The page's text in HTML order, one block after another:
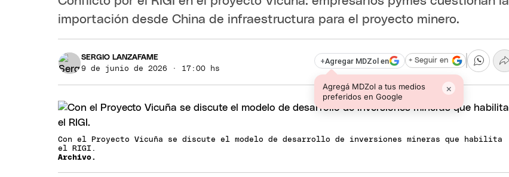
importación desde China de infraestructura para el proyecto minero.
SERGIO LANZAFAME
9 de junio de 2026 · 17:00 hs
+Agregar MDZol en
Agregá MDZol a tus medios
preferidos en Google
×
+ Seguir en
Con el Proyecto Vicuña se discute el modelo de desarrollo de inversiones mineras que habilita
el RIGI.
Archivo.